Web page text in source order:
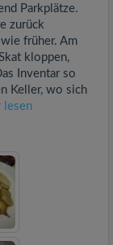
Parkplätze.
zurück
früher. Am
kloppen,
Inventar so
Keller, wo sich
lesen